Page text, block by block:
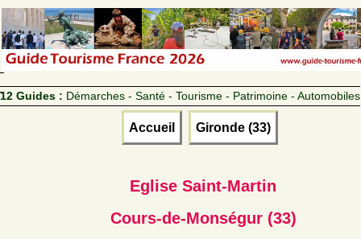
12 Guides : Démarches - Santé - Tourisme - Patrimoine - Automobiles
Accueil Gironde (33)
Eglise Saint-Martin
Cours-de-Monségur (33)